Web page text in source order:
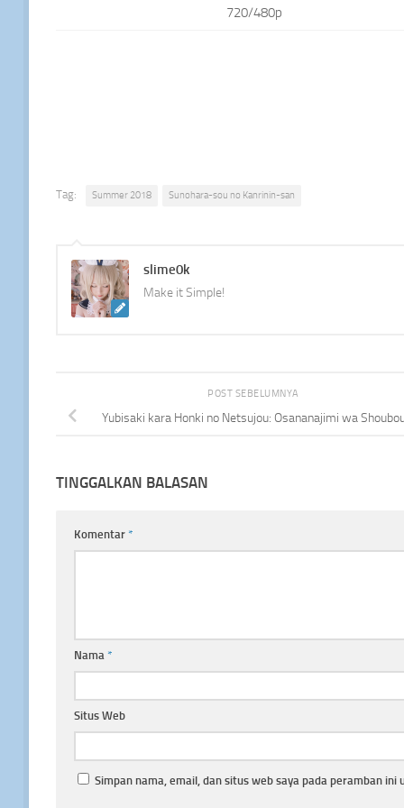
720/480p
Tag: Summer 2018 Sunohara-sou no Kanrinin-san
slime0k
Make it Simple!
POST SEBELUMNYA
Yubisaki kara Honki no Netsujou: Osananajimi wa
TINGGALKAN BALASAN
Komentar *
Nama *
Situs Web
Simpan nama, email, dan situs web saya pada peramban